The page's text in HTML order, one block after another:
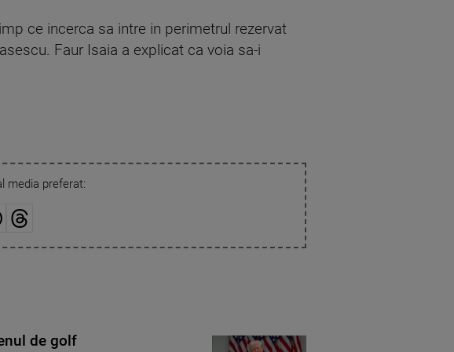
ce incerca sa intre in perimetrul rezervat
Faur Isaia a explicat ca voia sa-i
media preferat:
de golf